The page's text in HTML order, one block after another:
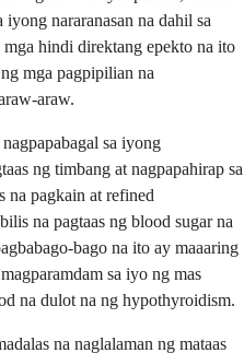
nararanasan na dahil sa
hindi direktang epekto na ito
mga pagpipilian na
araw.
sa iyong
ng timbang at nagpapahirap sa
na pagkain at refined
na pagtaas ng blood sugar na
bago na ito ay maaaring
sa iyo ng mas
na dulot na ng hypothyroidism.
na naglalaman ng mataas